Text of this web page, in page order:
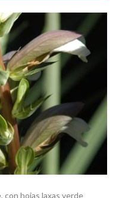
mollis
con hojas laxas verde